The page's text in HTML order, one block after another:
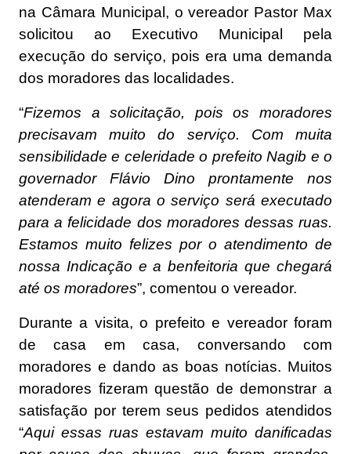
na Câmara Municipal, o vereador Pastor Max
solicitou ao Executivo Municipal pela
execução do serviço, pois era uma demanda
dos moradores das localidades.
“Fizemos a solicitação, pois os moradores
precisavam muito do serviço. Com muita
sensibilidade e celeridade o prefeito Nagib e o
governador Flávio Dino prontamente nos
atenderam e agora o serviço será executado
para a felicidade dos moradores dessas ruas.
Estamos muito felizes por o atendimento de
nossa Indicação e a benfeitoria que chegará
até os moradores”, comentou o vereador.
Durante a visita, o prefeito e vereador foram
de casa em casa, conversando com
moradores e dando as boas notícias. Muitos
moradores fizeram questão de demonstrar a
satisfação por terem seus pedidos atendidos
“Aqui essas ruas estavam muito danificadas